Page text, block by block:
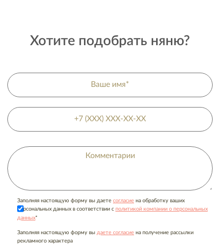
Хотите подобрать няню?
Заполняя настоящую форму вы даете согласие на обработку ваших
персональных данных в соответствии с политикой компании о персональных
данных*
Заполняя настоящую форму вы даете согласие на получение рассылки
рекламного характера